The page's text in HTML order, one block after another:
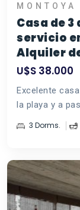
MONTOYA
Casa de
servicio
Alquiler
U$S 38.000
Excelente
la playa y a
3 Dorms.